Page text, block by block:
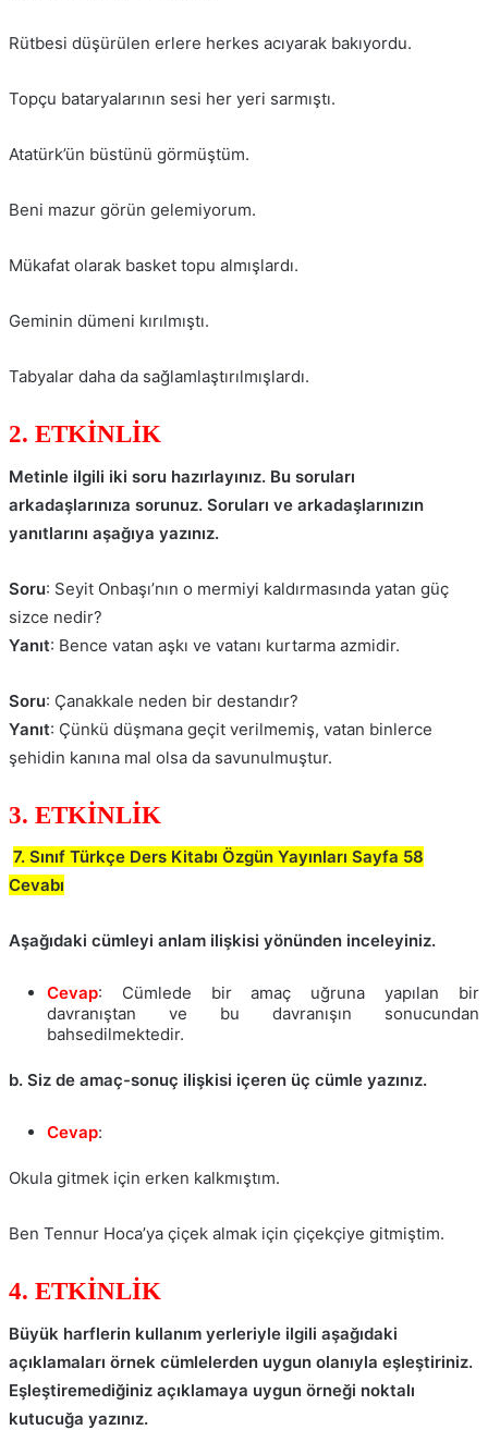
Rütbesi düşürülen erlere herkes acıyarak bakıyordu.
Topçu bataryalarının sesi her yeri sarmıştı.
Atatürk’ün büstünü görmüştüm.
Beni mazur görün gelemiyorum.
Mükafat olarak basket topu almışlardı.
Geminin dümeni kırılmıştı.
Tabyalar daha da sağlamlaştırılmışlardı.
2. ETKİNLİK
Metinle ilgili iki soru hazırlayınız. Bu soruları
arkadaşlarınıza sorunuz. Soruları ve arkadaşlarınızın
yanıtlarını aşağıya yazınız.
Soru: Seyit Onbaşı’nın o mermiyi kaldırmasında yatan güç
sizce nedir?
Yanıt: Bence vatan aşkı ve vatanı kurtarma azmidir.
Soru: Çanakkale neden bir destandır?
Yanıt: Çünkü düşmana geçit verilmemiş, vatan binlerce
şehidin kanına mal olsa da savunulmuştur.
3. ETKİNLİK
7. Sınıf Türkçe Ders Kitabı Özgün Yayınları Sayfa 58
Cevabı
Aşağıdaki cümleyi anlam ilişkisi yönünden inceleyiniz.
Cevap: Cümlede bir amaç uğruna yapılan bir
davranıştan ve bu davranışın sonucundan
bahsedilmektedir.
b. Siz de amaç-sonuç ilişkisi içeren üç cümle yazınız.
Cevap:
Okula gitmek için erken kalkmıştım.
Ben Tennur Hoca’ya çiçek almak için çiçekçiye gitmiştim.
4. ETKİNLİK
Büyük harflerin kullanım yerleriyle ilgili aşağıdaki
açıklamaları örnek cümlelerden uygun olanıyla eşleştiriniz.
Eşleştiremediğiniz açıklamaya uygun örneği noktalı
kutucuğa yazınız.